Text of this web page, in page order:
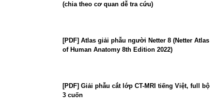
(chia theo cơ quan dễ tra cứu)
[PDF] Atlas giải phẫu người Netter 8 (Netter Atlas
of Human Anatomy 8th Edition 2022)
[PDF] Giải phẫu cắt lớp CT-MRI tiếng Việt, full bộ
3 cuốn